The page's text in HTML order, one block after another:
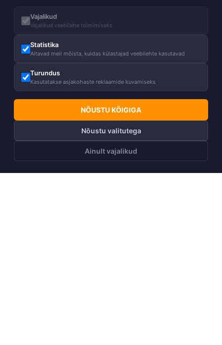
Vajalikud
Vajalikud veebilehe toimimiseks
Statistika
Aitavad meil mõista, kuidas külastajad veebilehte kasutavad
Turundus
Kasutatakse asjakohaste reklaamide kuvamiseks
NÕUSTU KÕIGIGA
Nõustu valitutega
Ainult vajalikud